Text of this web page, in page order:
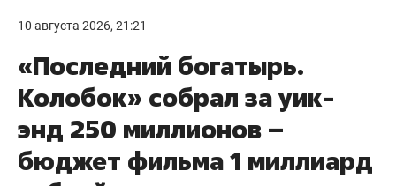
10 августа 2026, 21:21
«Последний богатырь.
Колобок» собрал за уик-
энд 250 миллионов –
бюджет фильма 1 миллиард